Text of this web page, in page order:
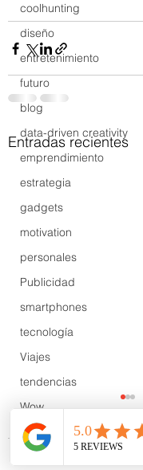
coolhunting
diseño
entretenimiento
futuro
blog
data-driven creativity
emprendimiento
estrategia
gadgets
motivation
personales
Publicidad
smartphones
tecnología
Viajes
tendencias
Wow
B2B
Showcase
Entradas recientes